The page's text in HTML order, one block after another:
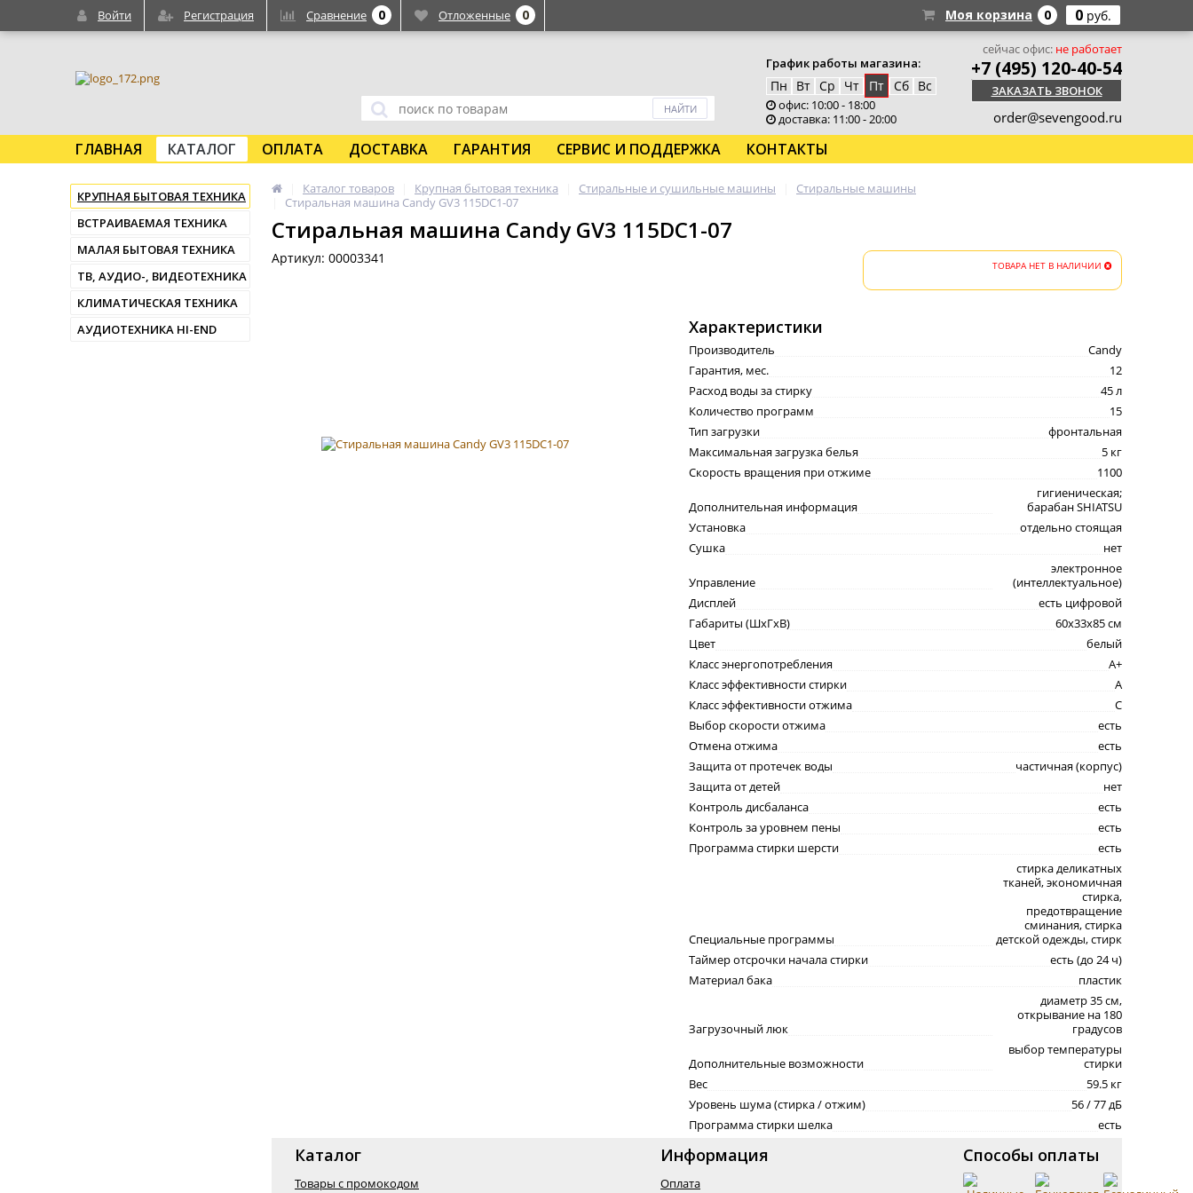
График работы магазина:
Пн Вт Ср Чт Пт Сб Вс
офис: 10:00 - 18:00
доставка: 11:00 - 20:00
сейчас офис: не работает
+7 (495) 120-40-54
ЗАКАЗАТЬ ЗВОНОК
order@sevengood.ru
ГЛАВНАЯ КАТАЛОГ ОПЛАТА ДОСТАВКА ГАРАНТИЯ СЕРВИС И ПОДДЕРЖКА КОНТАКТЫ
КРУПНАЯ БЫТОВАЯ ТЕХНИКА
ВСТРАИВАЕМАЯ ТЕХНИКА
МАЛАЯ БЫТОВАЯ ТЕХНИКА
ТВ, АУДИО-, ВИДЕОТЕХНИКА
КЛИМАТИЧЕСКАЯ ТЕХНИКА
АУДИОТЕХНИКА HI-END
Каталог товаров Крупная бытовая техника Стиральные и сушильные машины
Стиральные машины
Стиральная машина Candy GV3 115DC1-07
Стиральная машина Candy GV3 115DC1-07
Артикул: 00003341 ТОВАРА НЕТ В НАЛИЧИИ
Характеристики
Производитель
Candy
Гарантия, мес.
12
Расход воды за стирку
45 л
Количество программ
15
Тип загрузки
фронтальная
Максимальная загрузка белья
5 кг
Скорость вращения при отжиме
1100
Дополнительная информация
гигиеническая;
барабан SHIATSU
Установка
отдельно стоящая
Сушка
нет
Управление
электронное
(интеллектуальное)
Дисплей
есть цифровой
Габариты (ШxГxВ)
60x33x85 см
Цвет
белый
Класс энергопотребления
A+
Класс эффективности стирки
A
Класс эффективности отжима
C
Выбор скорости отжима
есть
Отмена отжима
есть
Защита от протечек воды
частичная (корпус)
Защита от детей
нет
Контроль дисбаланса
есть
Контроль за уровнем пены
есть
Программа стирки шерсти
есть
Специальные программы
стирка деликатных
тканей, экономичная
стирка,
предотвращение
сминания, стирка
детской одежды, стирк
Таймер отсрочки начала стирки
есть (до 24 ч)
Материал бака
пластик
Загрузочный люк
диаметр 35 см,
открывание на 180
градусов
Дополнительные возможности
выбор температуры
стирки
Вес
59.5 кг
Уровень шума (стирка / отжим)
56 / 77 дБ
Программа стирки шелка
есть
Каталог
Товары с промокодом
Информация
Оплата
Способы оплаты
Войти Регистрация Сравнение 0 Отложенные 0 Моя корзина 0 0 руб.